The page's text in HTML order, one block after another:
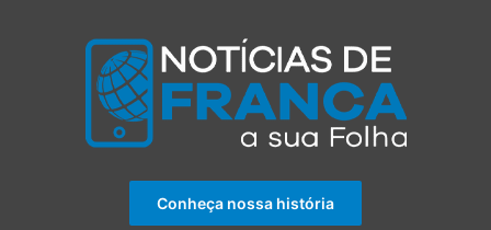
Conheça nossa história